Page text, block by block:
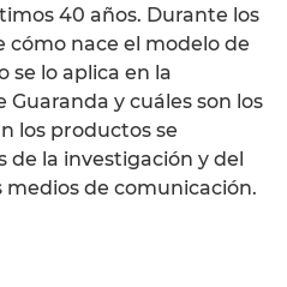
40 años. Durante los
cómo nace el modelo de
se lo aplica en la
y cuáles son los
los productos se
de la investigación y del
de comunicación.